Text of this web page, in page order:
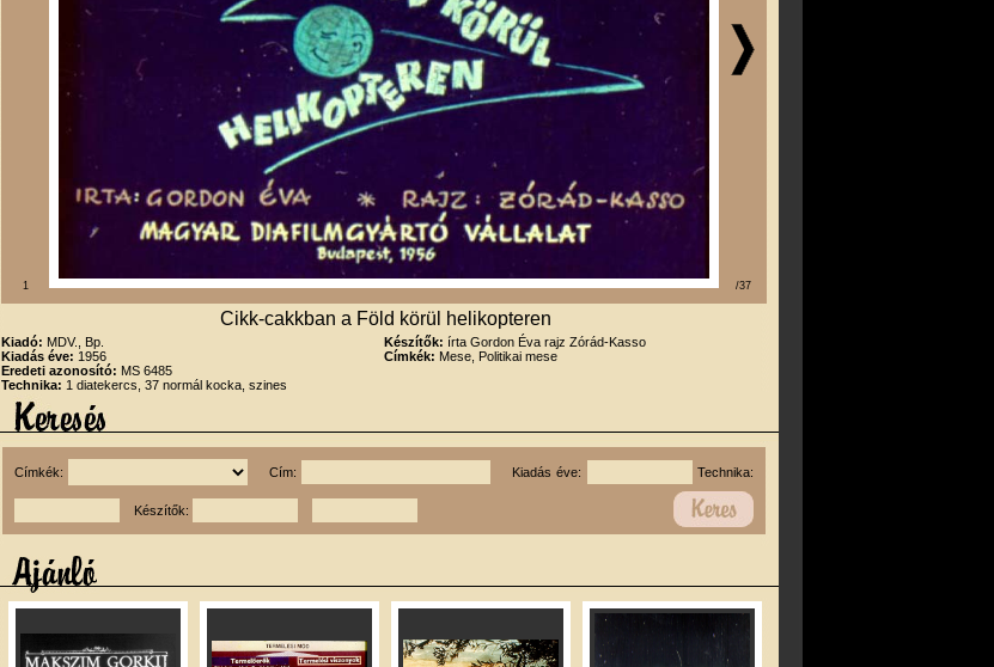
1 /37
Cikk-cakkban a Föld körül helikopteren
Kiadó: MDV., Bp.
Kiadás éve: 1956
Eredeti azonosító: MS 6485
Technika: 1 diatekercs, 37 normál kocka, szines
Készítők: írta Gordon Éva rajz Zórád-Kasso
Címkék: Mese, Politikai mese
Címkék: Cím: Kiadás éve: Technika:
Készítők: